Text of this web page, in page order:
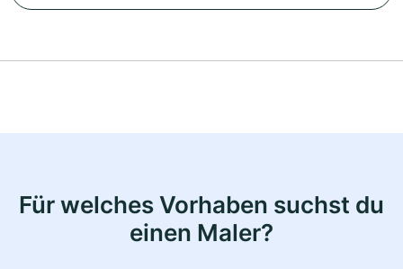
Für welches Vorhaben suchst du
einen Maler?